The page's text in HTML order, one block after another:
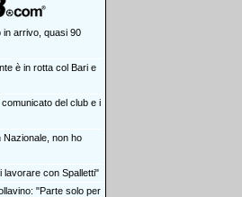
in arrivo, quasi 90
è in rotta col Bari e
del club e i
Nazionale, non ho
lavorare con Spalletti"
"Parte solo per